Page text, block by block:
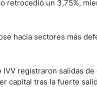
retrocedió un 3,75%,
hacia sectores más
registraron salidas
capital tras la fuerte